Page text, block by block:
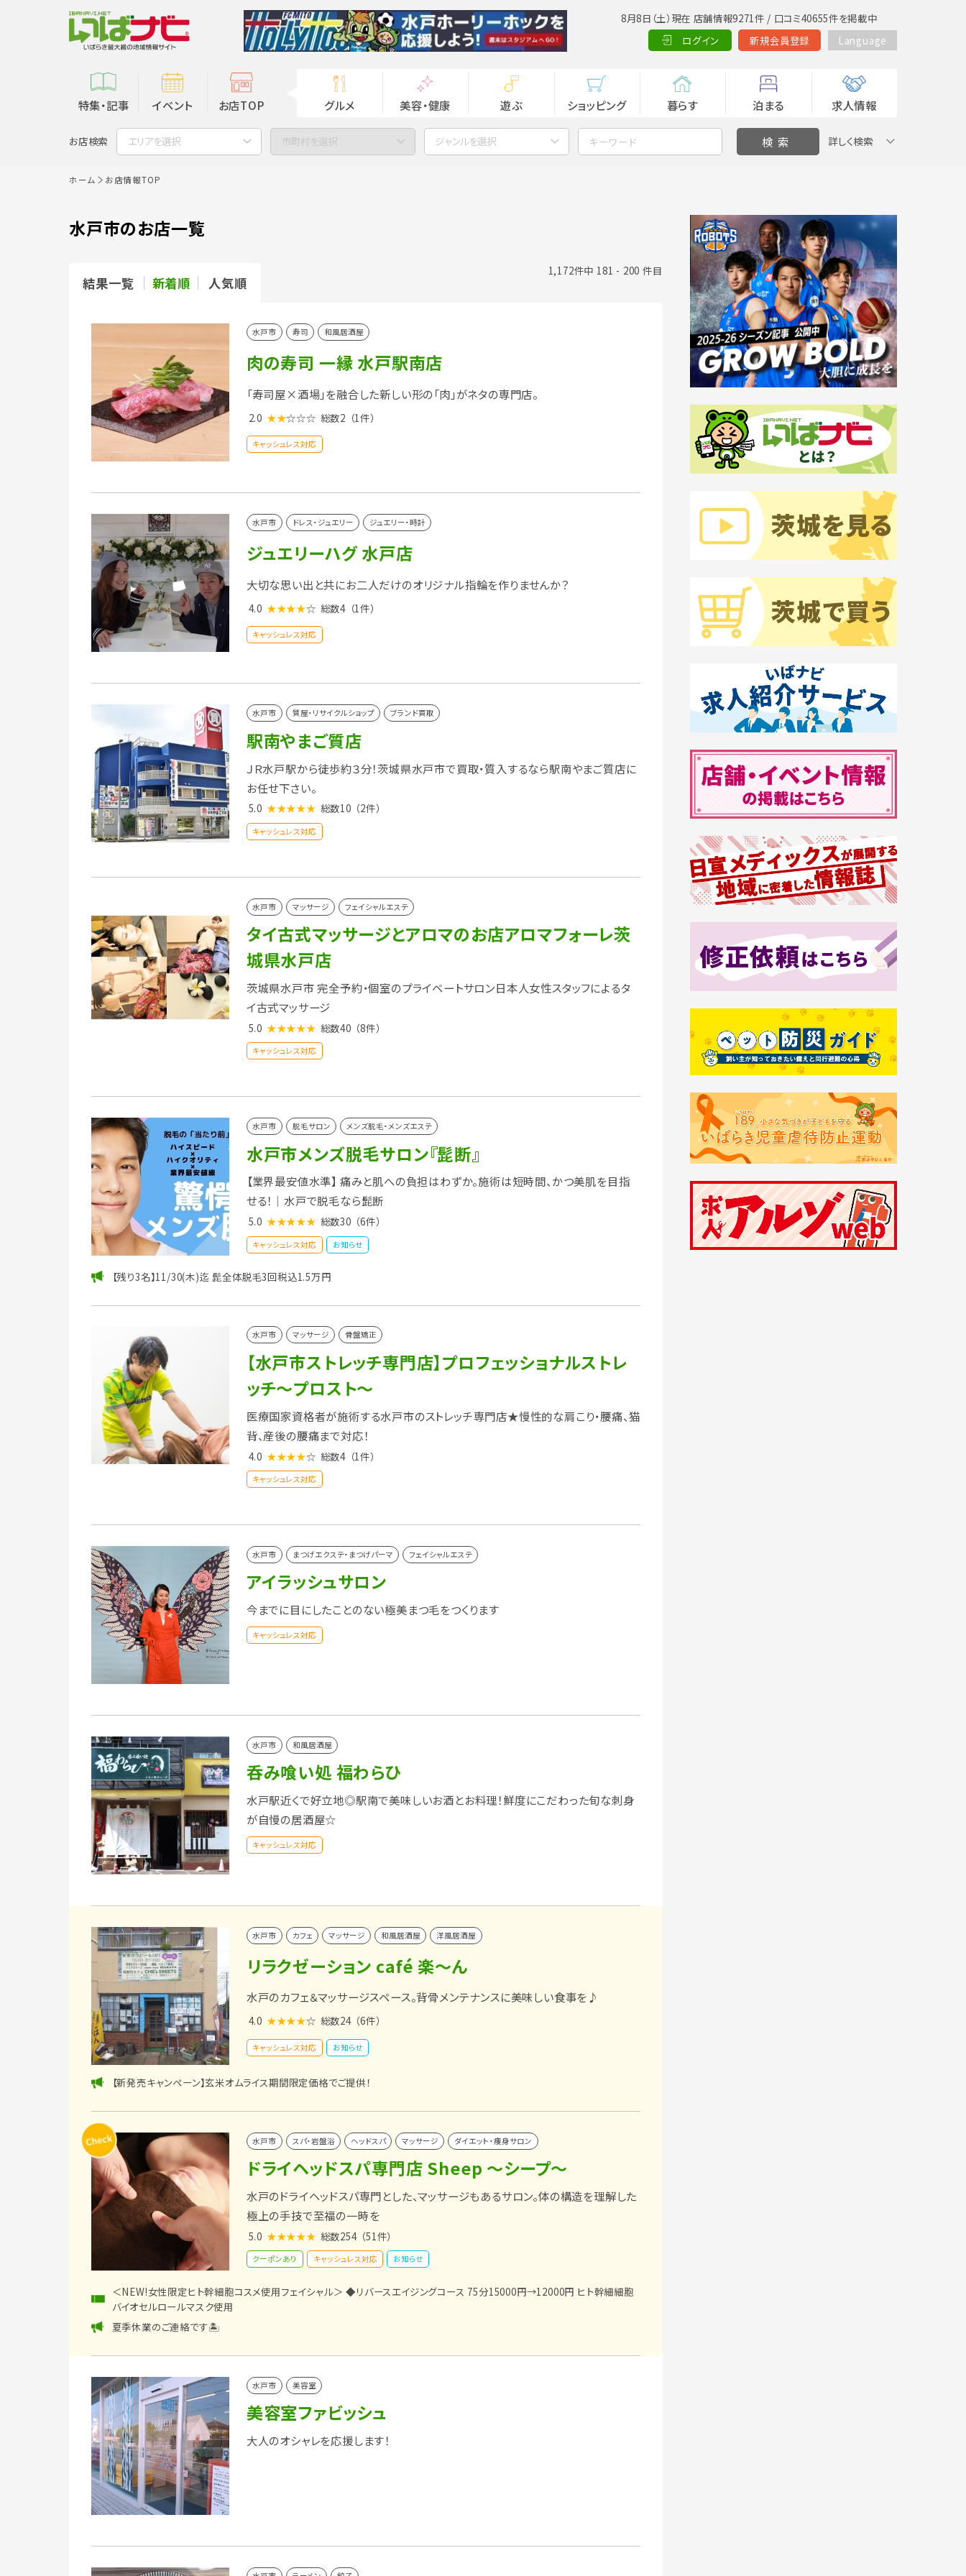
8月8日（土）現在 店舗情報9271件 / 口コミ40655件を掲載中
ログイン
新規会員登録 Language
特集・記事 イベント お店TOP グルメ 美容・健康 遊ぶ ショッピング 暮らす 泊まる 求人情報
お店検索 エリアを選択 市町村を選択 ジャンルを選択 詳しく検索
ホーム お店情報TOP
水戸市のお店一覧
結果一覧 新着順 人気順
1,172件中 181 - 200 件目
水戸市 寿司 和風居酒屋
肉の寿司 一縁 水戸駅南店
「寿司屋×酒場」を融合した新しい形の「肉」がネタの専門店。
2.0 ★★☆☆☆ 総数2 （1件）
キャッシュレス対応
水戸市 ドレス・ジュエリー ジュエリー・時計
ジュエリーハグ 水戸店
大切な思い出と共にお二人だけのオリジナル指輪を作りませんか？
4.0 ★★★★☆ 総数4 （1件）
キャッシュレス対応
水戸市 質屋・リサイクルショップ ブランド買取
駅南やまご質店
ＪＲ水戸駅から徒歩約３分！茨城県水戸市で買取・質入するなら駅南やまご質店に
お任せ下さい。
5.0 ★★★★★ 総数10 （2件）
キャッシュレス対応
水戸市 マッサージ フェイシャルエステ
タイ古式マッサージとアロマのお店アロマフォーレ茨
城県水戸店
茨城県水戸市 完全予約・個室のプライベートサロン日本人女性スタッフによるタ
イ古式マッサージ
5.0 ★★★★★ 総数40 （8件）
キャッシュレス対応
水戸市 脱毛サロン メンズ脱毛・メンズエステ
水戸市メンズ脱毛サロン『髭断』
【業界最安値水準】 痛みと肌への負担はわずか。施術は短時間、かつ美肌を目指
せる！｜水戸で脱毛なら髭断
5.0 ★★★★★ 総数30 （6件）
キャッシュレス対応 お知らせ
【残り3名】11/30(木)迄 髭全体脱毛3回税込1.5万円
水戸市 マッサージ 骨盤矯正
【水戸市ストレッチ専門店】プロフェッショナルストレ
ッチ～プロスト～
医療国家資格者が施術する水戸市のストレッチ専門店★慢性的な肩こり・腰痛、猫
背、産後の腰痛まで対応！
4.0 ★★★★☆ 総数4 （1件）
キャッシュレス対応
水戸市 まつげエクステ・まつげパーマ フェイシャルエステ
アイラッシュサロン
今までに目にしたことのない極美まつ毛をつくります
キャッシュレス対応
水戸市 和風居酒屋
呑み喰い処 福わらひ
水戸駅近くで好立地◎駅南で美味しいお酒とお料理！鮮度にこだわった旬な刺身
が自慢の居酒屋☆
キャッシュレス対応
水戸市 カフェ マッサージ 和風居酒屋 洋風居酒屋
リラクゼーション café 楽～ん
水戸のカフェ＆マッサージスペース。背骨メンテナンスに美味しい食事を♪
4.0 ★★★★☆ 総数24 （6件）
キャッシュレス対応 お知らせ
【新発売キャンペーン】玄米オムライス期間限定価格でご提供！
水戸市 スパ・岩盤浴 ヘッドスパ マッサージ ダイエット・痩身サロン
ドライヘッドスパ専門店 Sheep ～シープ～
水戸のドライヘッドスパ専門とした、マッサージもあるサロン。体の構造を理解した
極上の手技で至福の一時を
5.0 ★★★★★ 総数254 （51件）
クーポンあり キャッシュレス対応 お知らせ
＜NEW!女性限定ヒト幹細胞コスメ使用フェイシャル＞ ◆リバースエイジングコース 75分15000円→12000円 ヒト幹細細胞
バイオセルロールマスク使用
夏季休業のご連絡です🏝️
水戸市 美容室
美容室ファビッシュ
大人のオシャレを応援します！